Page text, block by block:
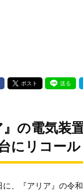
ポスト 送る
』の電気装
にリコール
に、『アリア』の令